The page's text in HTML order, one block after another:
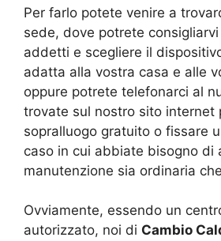
Per farlo potete venire a
sede, dove potrete
addetti e scegliere il
adatta alla vostra casa e alle
oppure potrete telefonarci al
trovate sul nostro sito internet
sopralluogo gratuito o fissare
caso in cui abbiate bisogno di
manutenzione sia ordinaria
Ovviamente, essendo un
autorizzato, noi di Cambio